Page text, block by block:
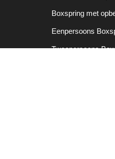
Boxspring met
Eenpersoons
Tweepersoons